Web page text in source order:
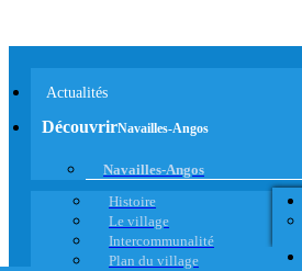
Actualités
DécouvrirNavailles-Angos
Navailles-Angos
Histoire
Le village
Intercommunalité
Plan du village